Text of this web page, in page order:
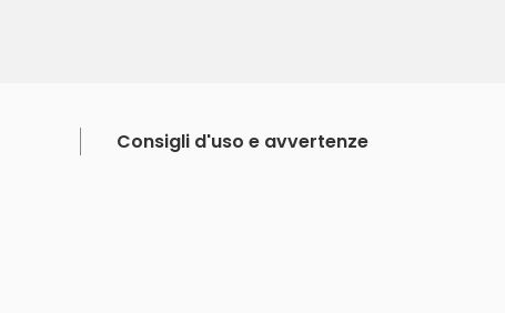
Consigli d'uso e avvertenze